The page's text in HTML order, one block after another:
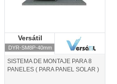
Versátil
DYR-SM8P-40mm
SISTEMA DE MONTAJE PARA 8
PANELES ( PARA PANEL SOLAR )